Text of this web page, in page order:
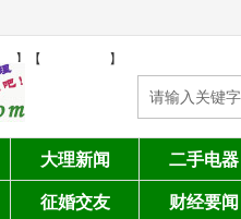
】【 】
大理新闻 二手电器
征婚交友 财经要闻